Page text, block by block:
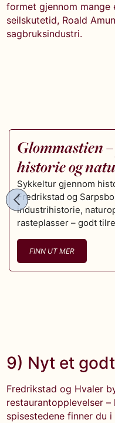
formet gjennom mange
seilskutetid, Roald
sagbruksindustri.
Glommastien
historie og
Sykkeltur gjennom
Fredrikstad og
industrihistorie,
rasteplasser – godt
FINN UT MER
9) Nyt et
Fredrikstad og Hvaler
restaurantopplevelser
spisestedene finner du